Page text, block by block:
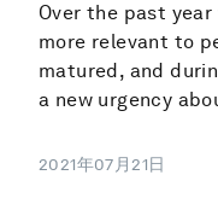
Over the past year
more relevant to
matured, and
a new urgency
2021年07月21日